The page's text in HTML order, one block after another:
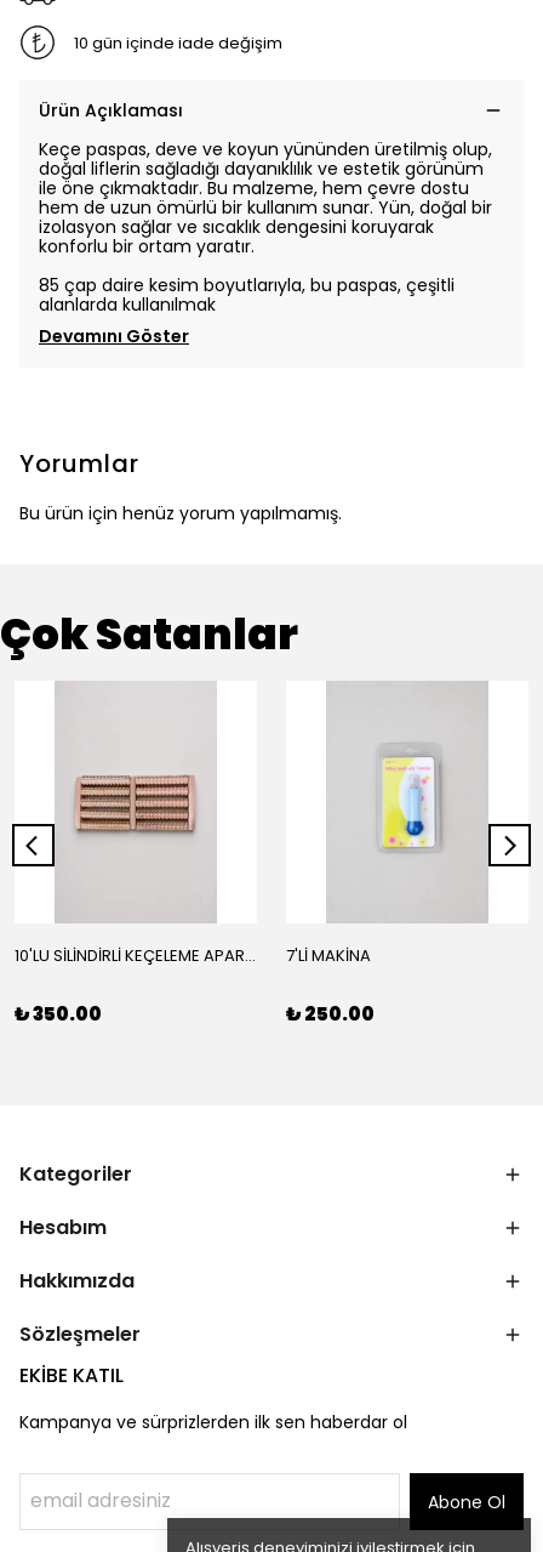
10 gün içinde iade değişim
Ürün Açıklaması
Keçe paspas, deve ve koyun yününden üretilmiş olup,
doğal liflerin sağladığı dayanıklılık ve estetik görünüm
ile öne çıkmaktadır. Bu malzeme, hem çevre dostu
hem de uzun ömürlü bir kullanım sunar. Yün, doğal bir
izolasyon sağlar ve sıcaklık dengesini koruyarak
konforlu bir ortam yaratır.
85 çap daire kesim boyutlarıyla, bu paspas, çeşitli
alanlarda kullanılmak
Devamını Göster
Yorumlar
Bu ürün için henüz yorum yapılmamış.
Çok Satanlar
10'LU SİLİNDİRLİ KEÇELEME APARATI
₺ 350.00
7'Lİ MAKİNA
₺ 250.00
Kategoriler
Hesabım
Hakkımızda
Sözleşmeler
EKİBE KATIL
Kampanya ve sürprizlerden ilk sen haberdar ol
Abone Ol